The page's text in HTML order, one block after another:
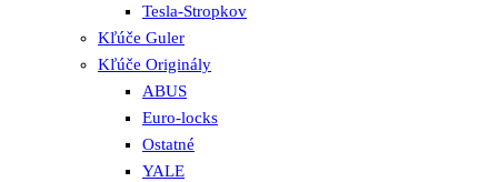
Tesla-Stropkov
Kľúče Guler
Kľúče Originály
ABUS
Euro-locks
Ostatné
YALE